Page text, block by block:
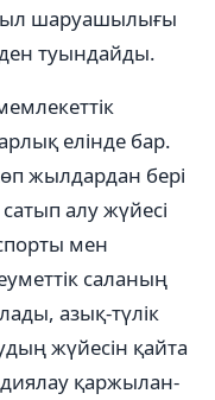
шаруашылығы
туындайды.
елінде бар.
жылдардан бері
алу жүйесі
мен
саланың
азық-түлік
жүйесін қайта
қаржылан-